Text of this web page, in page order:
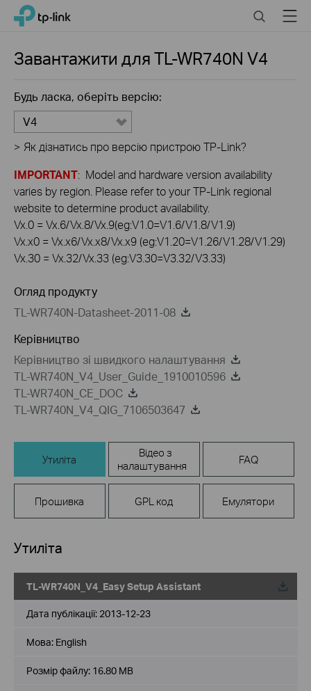
Click
navigation
TP-Link, Reliably Smart SearchMenu
Завантажити дляTL-WR740N V4
Будь ласка, оберіть версію:
V4
> Як дізнатись про версію пристрою TP-Link?
IMPORTANT: Model and hardware version availability
varies by region. Please refer to your TP-Link regional
website to determine product availability.
Vx.0 = Vx.6/Vx.8/Vx.9(eg:V1.0=V1.6/V1.8/V1.9)
Vx.x0 = Vx.x6/Vx.x8/Vx.x9 (eg:V1.20=V1.26/V1.28/V1.29)
Vx.30 = Vx.32/Vx.33 (eg:V3.30=V3.32/V3.33)
Огляд продукту
TL-WR740N-Datasheet-2011-08
Керівництво
Керівництво зi швидкого налаштування
TL-WR740N_V4_User_Guide_1910010596
TL-WR740N_CE_DOC
TL-WR740N_V4_QIG_7106503647
Утиліта
Відео з
налаштування
FAQ
Прошивка GPL код Емулятори
Утиліта
TL-WR740N_V4_Easy Setup Assistant
Дата публікації: 2013-12-23
Мова: English
Розмір файлу: 16.80 MB